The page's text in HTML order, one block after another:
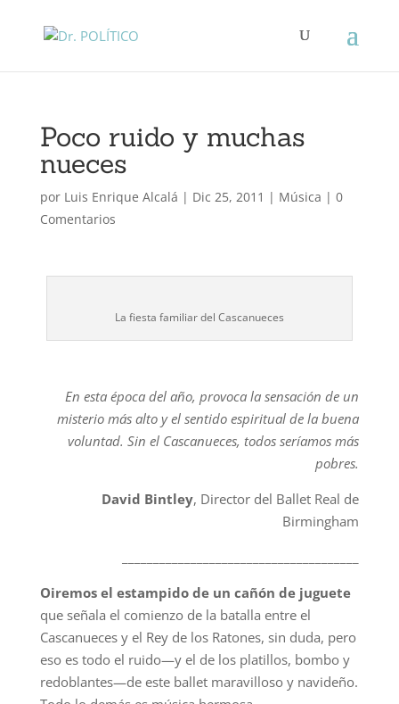
Poco ruido y muchas
nueces
por Luis Enrique Alcalá | Dic 25, 2011 | Música | 0
Comentarios
La fiesta familiar del Cascanueces
En esta época del año, provoca la sensación de un
misterio más alto y el sentido espiritual de la buena
voluntad. Sin el Cascanueces, todos seríamos más
pobres.
David Bintley, Director del Ballet Real de
Birmingham
Oiremos el estampido de un cañón de juguete
que señala el comienzo de la batalla entre el
Cascanueces y el Rey de los Ratones, sin duda, pero
eso es todo el ruido—y el de los platillos, bombo y
redoblantes—de este ballet maravilloso y navideño.